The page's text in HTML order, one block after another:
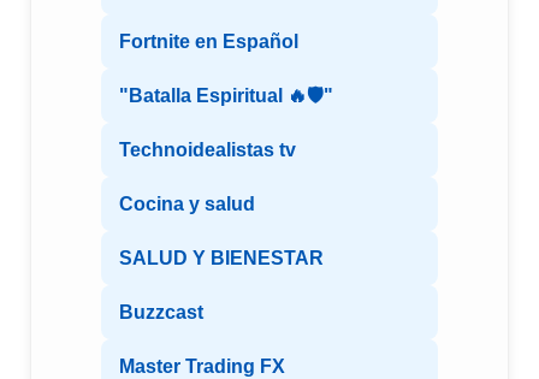
Fortnite en Español
"Batalla Espiritual 🔥🛡️"
Technoidealistas tv
Cocina y salud
SALUD Y BIENESTAR
Buzzcast
Master Trading FX